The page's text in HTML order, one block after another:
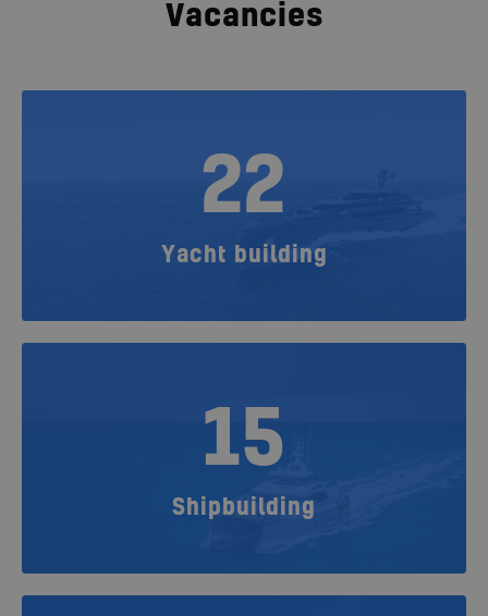
Vacancies
22
Yacht building
15
Shipbuilding